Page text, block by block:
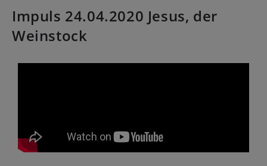
Impuls 24.04.2020 Jesus, der
Weinstock